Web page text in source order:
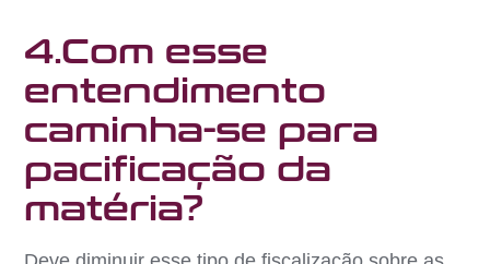
4.Com esse
entendimento
caminha-se para
pacificação da
matéria?